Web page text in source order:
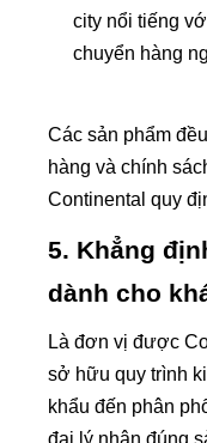
city nổi tiếng
chuyển hàng
Các sản phẩm
hàng và chính
Continental quy
5. Khẳng
dành cho
Là đơn vị được
sở hữu quy trình
khẩu đến phân
đại lý nhận đúng